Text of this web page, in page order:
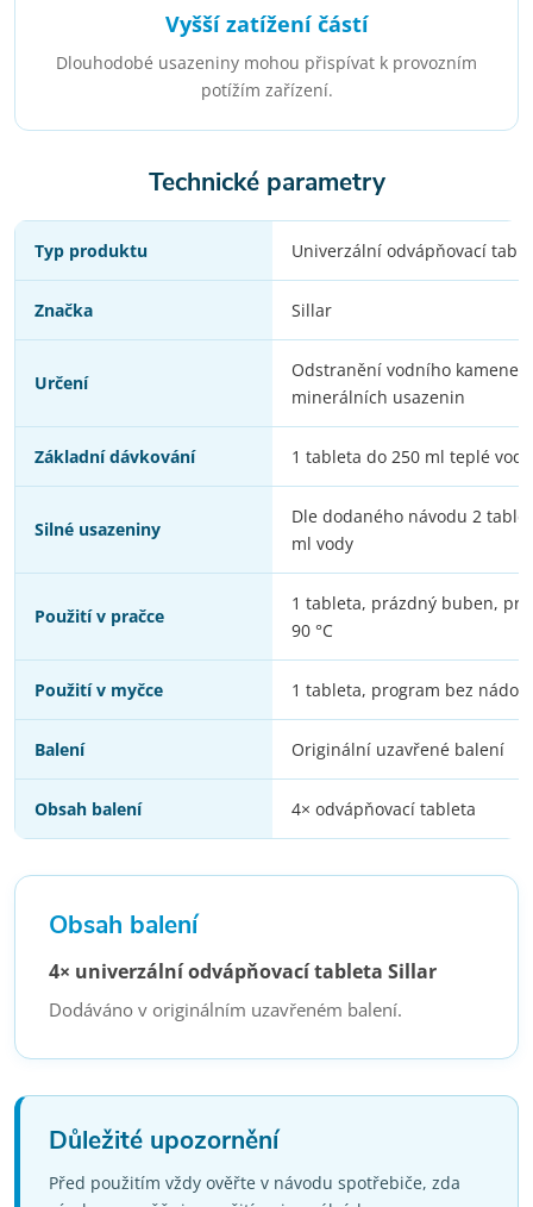
Vyšší zatížení částí
Dlouhodobé usazeniny mohou přispívat k provozním
potížím zařízení.
Technické parametry
Typ produktu Univerzální odvápňovací
Značka Sillar
Určení
Odstranění vodního kamene a
minerálních usazenin
Základní dávkování 1 tableta do 250 ml teplé vody
Silné usazeniny
Dle dodaného návodu 2
ml vody
Použití v pračce
1 tableta, prázdný buben,
90 °C
Použití v myčce 1 tableta, program bez nádobí
Balení Originální uzavřené balení
Obsah balení 4× odvápňovací tableta
Obsah balení
4× univerzální odvápňovací tableta Sillar
Dodáváno v originálním uzavřeném balení.
Důležité upozornění
Před použitím vždy ověřte v návodu spotřebiče, zda